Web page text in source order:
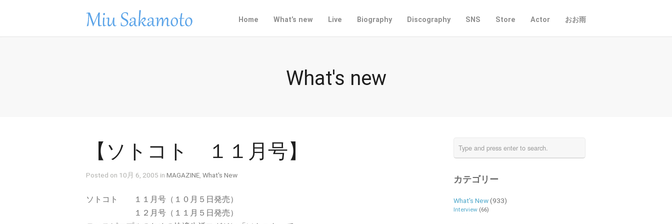
Home What’s new Live Biography Discography SNS Store Actor おお雨
What's new
【ソトコト １１月号】
Posted on 10月 6, 2005 in MAGAZINE What's New
ソトコト １１月号（１０月５日発売）
１２月号（１１月５日発売）
カテゴリー
What's New(933)
Interview (66)